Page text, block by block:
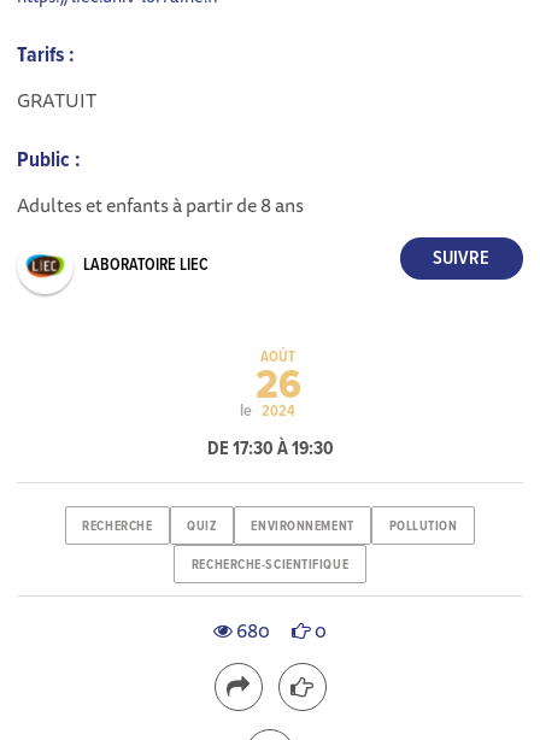
Tarifs :
GRATUIT
Public :
Adultes et enfants à partir de 8 ans
LABORATOIRE LIEC
le
AOÛT
26
2024
DE 17:30 À 19:30
RECHERCHE QUIZ ENVIRONNEMENT POLLUTION
RECHERCHE-SCIENTIFIQUE
680 0